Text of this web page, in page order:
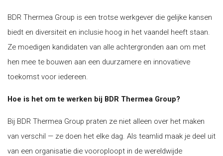
BDR Thermea Group is een trotse werkgever die gelijke kansen
biedt en diversiteit en inclusie hoog in het vaandel heeft staan.
Ze moedigen kandidaten van alle achtergronden aan om met
hen mee te bouwen aan een duurzamere en innovatieve
toekomst voor iedereen.
Hoe is het om te werken bij BDR Thermea Group?
Bij BDR Thermea Group praten ze niet alleen over het maken
van verschil — ze doen het elke dag. Als teamlid maak je deel uit
van een organisatie die vooroploopt in de wereldwijde